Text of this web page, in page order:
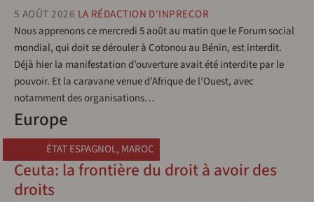
5 AOÛT 2026 LA RÉDACTION D'INPRECOR
Nous apprenons ce mercredi 5 août au matin que le Forum social
mondial, qui doit se dérouler à Cotonou au Bénin, est interdit.
Déjà hier la manifestation d’ouverture avait été interdite par le
pouvoir. Et la caravane venue d’Afrique de l’Ouest, avec
notamment des organisations…
Europe
ÉTAT ESPAGNOL, MAROC
Ceuta: la frontière du droit à avoir des
droits